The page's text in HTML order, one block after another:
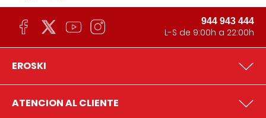
944 943 444
L-S de 9:00h a 22:00h
EROSKI
ATENCION AL CLIENTE